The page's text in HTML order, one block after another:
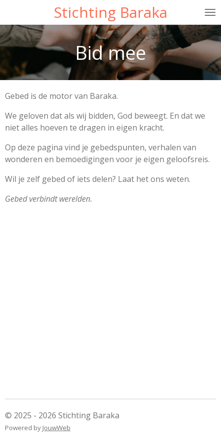
naar
de
Stichting Baraka
Bid mee
Gebed is de motor van Baraka.
We geloven dat als wij bidden, God beweegt. En dat we
niet alles hoeven te dragen in eigen kracht.
Op deze pagina vind je gebedspunten, verhalen van
wonderen en bemoedigingen voor je eigen geloofsreis.
Wil je zelf gebed of iets delen? Laat het ons weten.
Gebed verbindt werelden.
© 2025 - 2026 Stichting Baraka
Powered by JouwWeb